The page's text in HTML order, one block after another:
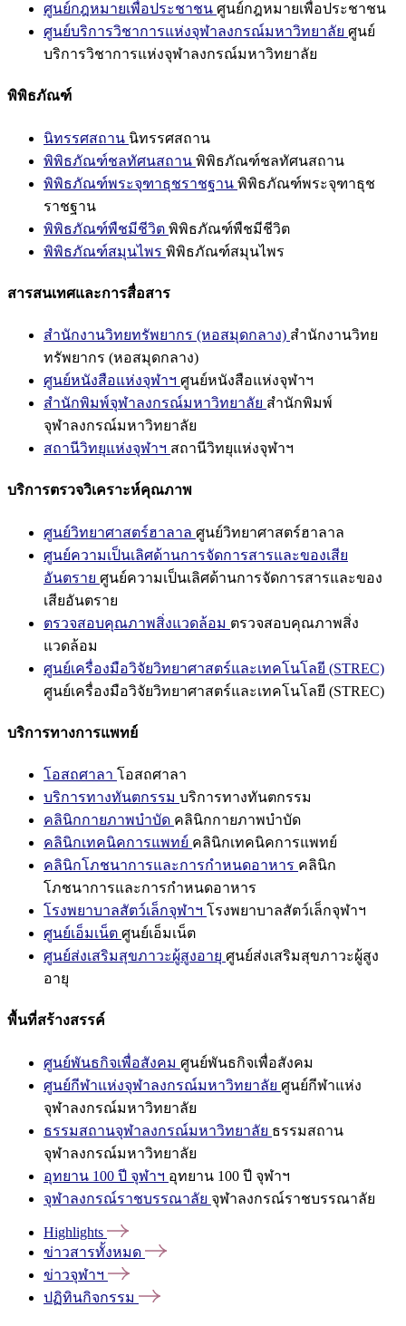
ศูนย์กฎหมายเพื่อประชาชน ศูนย์กฎหมายเพื่อประชาชน
ศูนย์บริการวิชาการแห่งจุฬาลงกรณ์มหาวิทยาลัย ศูนย์
บริการวิชาการแห่งจุฬาลงกรณ์มหาวิทยาลัย
พิพิธภัณฑ์
นิทรรศสถาน นิทรรศสถาน
พิพิธภัณฑ์ชลทัศนสถาน พิพิธภัณฑ์ชลทัศนสถาน
พิพิธภัณฑ์พระจุฑาธุชราชฐาน พิพิธภัณฑ์พระจุฑาธุช
ราชฐาน
พิพิธภัณฑ์พืชมีชีวิต พิพิธภัณฑ์พืชมีชีวิต
พิพิธภัณฑ์สมุนไพร พิพิธภัณฑ์สมุนไพร
สารสนเทศและการสื่อสาร
สำนักงานวิทยทรัพยากร (หอสมุดกลาง) สำนักงานวิทย
ทรัพยากร (หอสมุดกลาง)
ศูนย์หนังสือแห่งจุฬาฯ ศูนย์หนังสือแห่งจุฬาฯ
สำนักพิมพ์จุฬาลงกรณ์มหาวิทยาลัย สำนักพิมพ์
จุฬาลงกรณ์มหาวิทยาลัย
สถานีวิทยุแห่งจุฬาฯ สถานีวิทยุแห่งจุฬาฯ
บริการตรวจวิเคราะห์คุณภาพ
ศูนย์วิทยาศาสตร์ฮาลาล ศูนย์วิทยาศาสตร์ฮาลาล
ศูนย์ความเป็นเลิศด้านการจัดการสารและของเสีย
อันตราย ศูนย์ความเป็นเลิศด้านการจัดการสารและของ
เสียอันตราย
ตรวจสอบคุณภาพสิ่งแวดล้อม ตรวจสอบคุณภาพสิ่ง
แวดล้อม
ศูนย์เครื่องมือวิจัยวิทยาศาสตร์และเทคโนโลยี (STREC)
ศูนย์เครื่องมือวิจัยวิทยาศาสตร์และเทคโนโลยี (STREC)
บริการทางการแพทย์
โอสถศาลา โอสถศาลา
บริการทางทันตกรรม บริการทางทันตกรรม
คลินิกกายภาพบำบัด คลินิกกายภาพบำบัด
คลินิกเทคนิคการแพทย์ คลินิกเทคนิคการแพทย์
คลินิกโภชนาการและการกำหนดอาหาร คลินิก
โภชนาการและการกำหนดอาหาร
โรงพยาบาลสัตว์เล็กจุฬาฯ โรงพยาบาลสัตว์เล็กจุฬาฯ
ศูนย์เอ็มเน็ต ศูนย์เอ็มเน็ต
ศูนย์ส่งเสริมสุขภาวะผู้สูงอายุ ศูนย์ส่งเสริมสุขภาวะผู้สูง
อายุ
พื้นที่สร้างสรรค์
ศูนย์พันธกิจเพื่อสังคม ศูนย์พันธกิจเพื่อสังคม
ศูนย์กีฬาแห่งจุฬาลงกรณ์มหาวิทยาลัย ศูนย์กีฬาแห่ง
จุฬาลงกรณ์มหาวิทยาลัย
ธรรมสถานจุฬาลงกรณ์มหาวิทยาลัย ธรรมสถาน
จุฬาลงกรณ์มหาวิทยาลัย
อุทยาน 100 ปี จุฬาฯ อุทยาน 100 ปี จุฬาฯ
จุฬาลงกรณ์ราชบรรณาลัย จุฬาลงกรณ์ราชบรรณาลัย
Highlights
ข่าวสารทั้งหมด
ข่าวจุฬาฯ
ปฏิทินกิจกรรม